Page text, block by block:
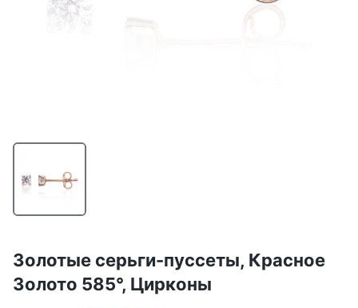
Золотые серьги-пуссеты, Красное
Золото 585°, Цирконы